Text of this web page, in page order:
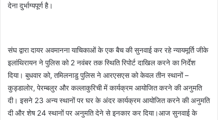
देना दुर्भाग्यपूर्ण है।
संघ द्वारा दायर अवमानना ​​​​याचिकाओं के एक बैच की सुनवाई कर रहे न्यायमूर्ति जीके
इलांथिरायन ने पुलिस को 2 नवंबर तक स्थिति रिपोर्ट दाखिल करने का निर्देश
दिया। बुधवार को, तमिलनाडु पुलिस ने आरएसएस को केवल तीन स्थानों –
कुड्डालोर, पेरम्बलुर और कल्लाकुरिची में कार्यक्रम आयोजित करने की अनुमति
दी। इसने 23 अन्य स्थानों पर घर के अंदर कार्यक्रम आयोजित करने की अनुमति
दी और शेष 24 स्थानों पर अनुमति देने से इनकार कर दिया।आज सुनवाई के